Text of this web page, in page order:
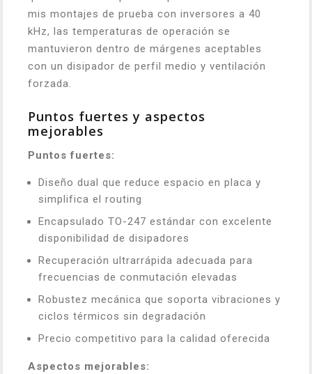
mis montajes de prueba con inversores a 40
kHz, las temperaturas de operación se
mantuvieron dentro de márgenes aceptables
con un disipador de perfil medio y ventilación
forzada.
Puntos fuertes y aspectos
mejorables
Puntos fuertes:
Diseño dual que reduce espacio en placa y
simplifica el routing
Encapsulado TO-247 estándar con excelente
disponibilidad de disipadores
Recuperación ultrarrápida adecuada para
frecuencias de conmutación elevadas
Robustez mecánica que soporta vibraciones y
ciclos térmicos sin degradación
Precio competitivo para la calidad oferecida
Aspectos mejorables: